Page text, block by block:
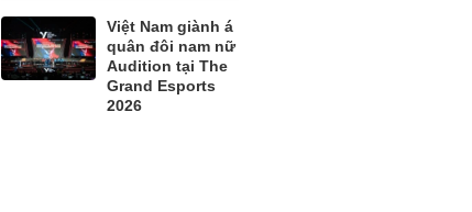
Việt Nam giành á
quân đôi nam nữ
Audition tại The
Grand Esports
2026